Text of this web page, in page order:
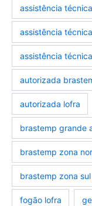
assistência
assistência
assistência
autorizada
autorizada lofra
brastemp grande
brastemp zona
brastemp zona sul
fogão lofra